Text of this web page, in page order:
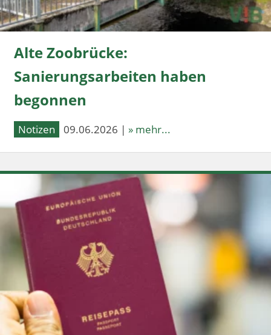
Alte Zoobrücke:
Sanierungsarbeiten haben
begonnen
Notizen 09.06.2026 | » mehr...